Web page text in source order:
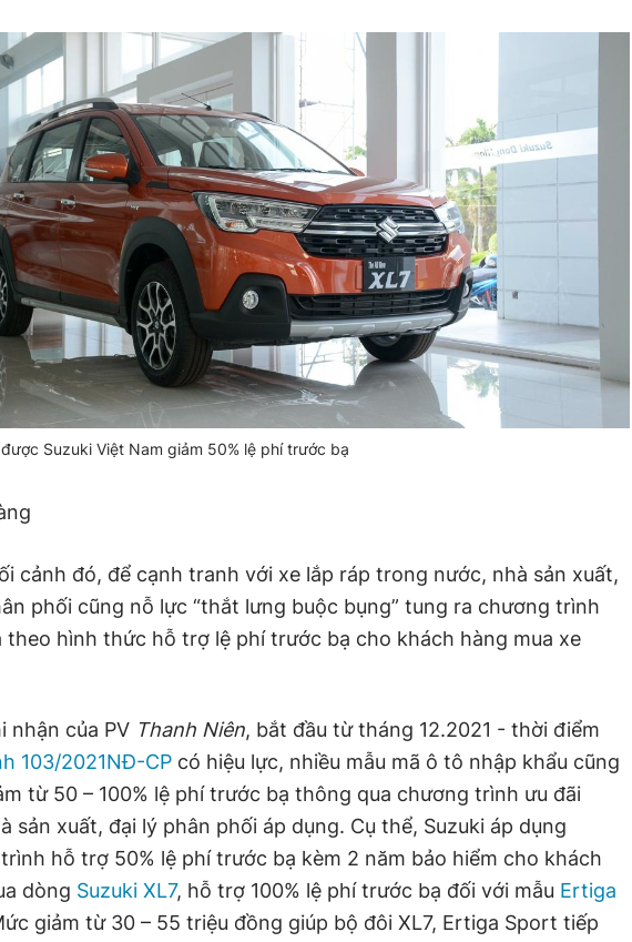
Suzuki Việt Nam giảm 50% lệ phí trước bạ
cảnh đó, để cạnh tranh với xe lắp ráp trong nước, nhà sản xuất,
phối cũng nỗ lực “thắt lưng buộc bụng” tung ra chương trình
theo hình thức hỗ trợ lệ phí trước bạ cho khách hàng mua xe
nhận của PV Thanh Niên, bắt đầu từ tháng 12.2021 - thời điểm
103/2021NĐ-CP có hiệu lực, nhiều mẫu mã ô tô nhập khẩu cũng
từ 50 – 100% lệ phí trước bạ thông qua chương trình ưu đãi
sản xuất, đại lý phân phối áp dụng. Cụ thể, Suzuki áp dụng
hỗ trợ 50% lệ phí trước bạ kèm 2 năm bảo hiểm cho khách
dòng Suzuki XL7, hỗ trợ 100% lệ phí trước bạ đối với mẫu Ertiga
giảm từ 30 – 55 triệu đồng giúp bộ đôi XL7, Ertiga Sport tiếp